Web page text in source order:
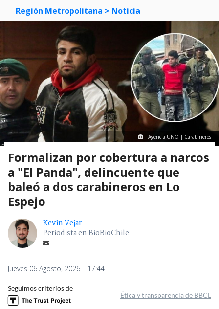
Región Metropolitana > Noticia
Agencia UNO | Carabineros
Formalizan por cobertura a narcos
a "El Panda", delincuente que
baleó a dos carabineros en Lo
Espejo
Kevin Vejar
Periodista en BioBioChile
Jueves 06 Agosto, 2026 | 17:44
Seguimos criterios de
Ética y transparencia de BBCL